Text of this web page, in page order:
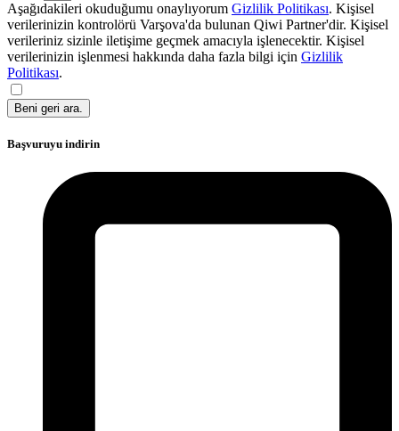
Aşağıdakileri okuduğumu onaylıyorum Gizlilik Politikası. Kişisel
verilerinizin kontrolörü Varşova'da bulunan Qiwi Partner'dir. Kişisel
verileriniz sizinle iletişime geçmek amacıyla işlenecektir. Kişisel
verilerinizin işlenmesi hakkında daha fazla bilgi için Gizlilik
Politikası.
Beni geri ara.
Başvuruyu indirin